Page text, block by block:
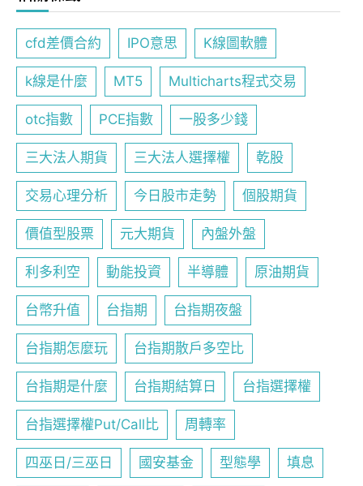
cfd差價合約 IPO意思 K線圖軟體
k線是什麼 MT5 Multicharts程式交易
otc指數 PCE指數 一股多少錢
三大法人期貨 三大法人選擇權 乾股
交易心理分析 今日股市走勢 個股期貨
價值型股票 元大期貨 內盤外盤
利多利空 動能投資 半導體 原油期貨
台幣升值 台指期 台指期夜盤
台指期怎麼玩 台指期散戶多空比
台指期是什麼 台指期結算日 台指選擇權
台指選擇權Put/Call比 周轉率
四巫日/三巫日 國安基金 型態學 填息